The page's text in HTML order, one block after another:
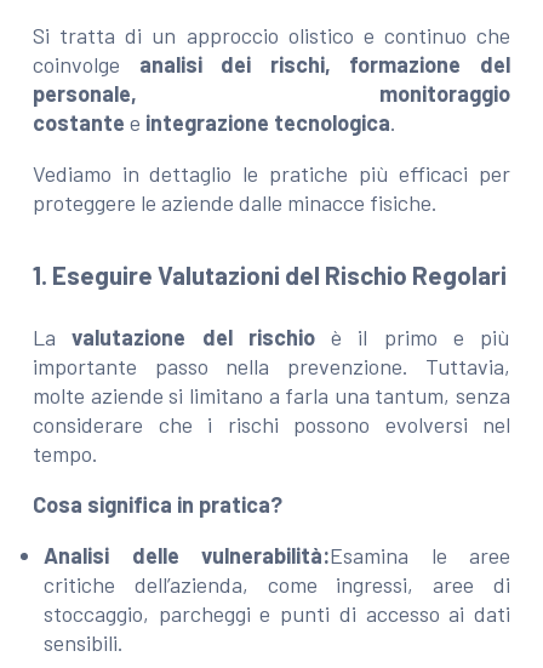
Si tratta di un approccio olistico e continuo che
coinvolge analisi dei rischi, formazione del
personale, monitoraggio
costante e integrazione tecnologica.
Vediamo in dettaglio le pratiche più efficaci per
proteggere le aziende dalle minacce fisiche.
1. Eseguire Valutazioni del Rischio Regolari
Lavalutazione del rischioè il primo e più
importante passo nella prevenzione. Tuttavia,
molte aziende si limitano a farla una tantum, senza
considerare che i rischi possono evolversi nel
tempo.
Cosa significa in pratica?
Analisi delle vulnerabilità:Esamina le aree
critiche dell’azienda, come ingressi, aree di
stoccaggio, parcheggi e punti di accesso ai dati
sensibili.